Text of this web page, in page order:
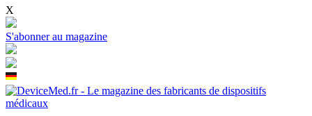
X
S'abonner au magazine